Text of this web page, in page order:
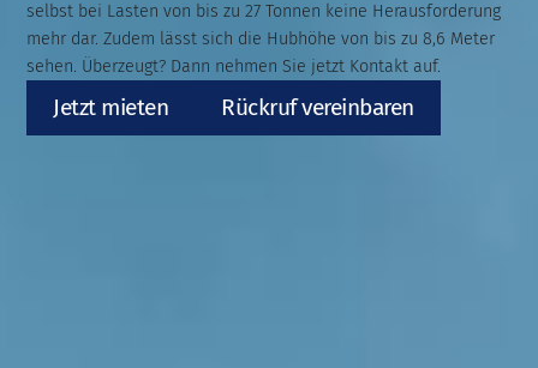
selbst bei Lasten von bis zu 27 Tonnen keine Herausforderung
mehr dar. Zudem lässt sich die Hubhöhe von bis zu 8,6 Meter
sehen. Überzeugt? Dann nehmen Sie jetzt Kontakt auf.
Jetzt mieten Rückruf vereinbaren